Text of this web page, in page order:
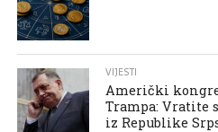
VIJESTI
Američki
Trampa: Vratite
iz Republike